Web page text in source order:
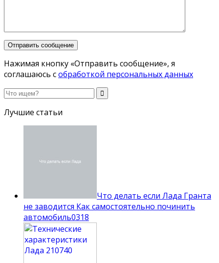
Нажимая кнопку «Отправить сообщение», я
соглашаюсь собработкой персональных данных
Лучшие статьи
Что делать если Лада Гранта
не заводится Как самостоятельно починить
автомобиль0318